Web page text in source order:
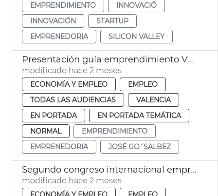
EMPRENDIMIENTO
INNOVACIÓ
INNOVACIÓN
STARTUP
EMPRENEDORIA
SILICON VALLEY
Presentación guía emprendimiento València
modificado hace 2 meses
ECONOMÍA Y EMPLEO
EMPLEO
TODAS LAS AUDIENCIAS
VALENCIA
EN PORTADA
EN PORTADA TEMÁTICA
NORMAL
EMPRENDIMIENTO
EMPRENEDORIA
JOSÉ GO´SALBEZ
Segundo congreso internacional emprendimiento València
modificado hace 2 meses